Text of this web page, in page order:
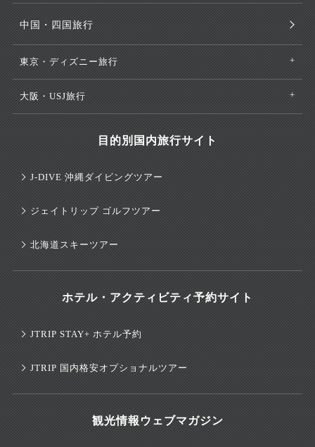
中国・四国旅行
東京・ディズニー旅行
大阪・USJ旅行
目的別国内旅行サイト
J-DIVE 沖縄ダイビングツアー
ジェイトリップ ゴルフツアー
北海道スキーツアー
ホテル・アクティビティ予約サイト
JTRIP STAY+ ホテル予約
JTRIP 国内格安オプショナルツアー
観光情報ウェブマガジン